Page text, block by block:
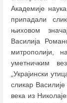
Академије
припадали
њиховом
Василија
митрополији,
уметничким
„Украјински
сликар
века из